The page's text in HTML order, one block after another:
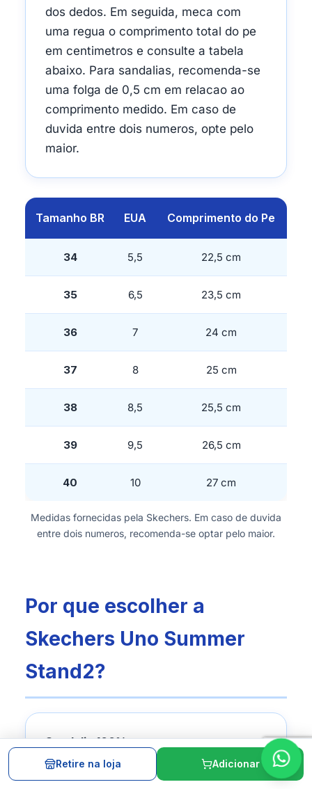
dos dedos. Em seguida, meca com
uma regua o comprimento total do pe
em centimetros e consulte a tabela
abaixo. Para sandalias, recomenda-se
uma folga de 0,5 cm em relacao ao
comprimento medido. Em caso de
duvida entre dois numeros, opte pelo
maior.
Tamanho BR EUA Comprimento do Pe
34 5,5 22,5 cm
35 6,5 23,5 cm
36 7 24 cm
37 8 25 cm
38 8,5 25,5 cm
39 9,5 26,5 cm
40 10 27 cm
Medidas fornecidas pela Skechers. Em caso de duvida
entre dois numeros, recomenda-se optar pelo maior.
Por que escolher a
Skechers Uno Summer
Stand2?
Sandalia 100% vegana
Fabricada sem nenhum material de
origem animal, atende consumidoras que
Retire na loja Adicionar